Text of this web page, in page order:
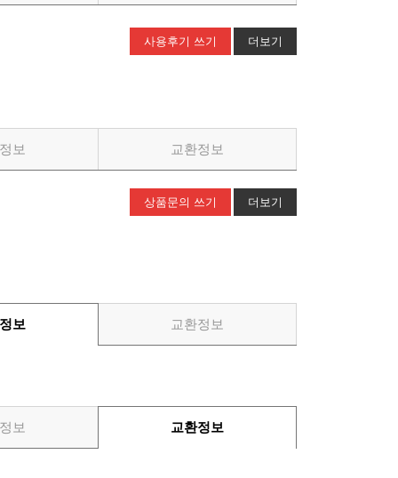
사용후기 쓰기 더보기
보 교환정보
상품문의 쓰기 더보기
보 교환정보
보 교환정보